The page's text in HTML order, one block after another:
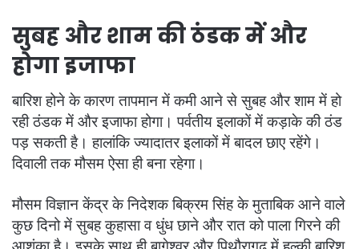
सुबह और शाम की ठंडक में और
होगा इजाफा
बारिश होने के कारण तापमान में कमी आने से सुबह और शाम में हो
रही ठंडक में और इजाफा होगा। पर्वतीय इलाकों में कड़ाके की ठंड
पड़ सकती है। हालांकि ज्यादातर इलाकों में बादल छाए रहेंगे।
दिवाली तक मौसम ऐसा ही बना रहेगा।
मौसम विज्ञान केंद्र के निदेशक बिक्रम सिंह के मुताबिक आने वाले
कुछ दिनो में सुबह कुहासा व धुंध छाने और रात को पाला गिरने की